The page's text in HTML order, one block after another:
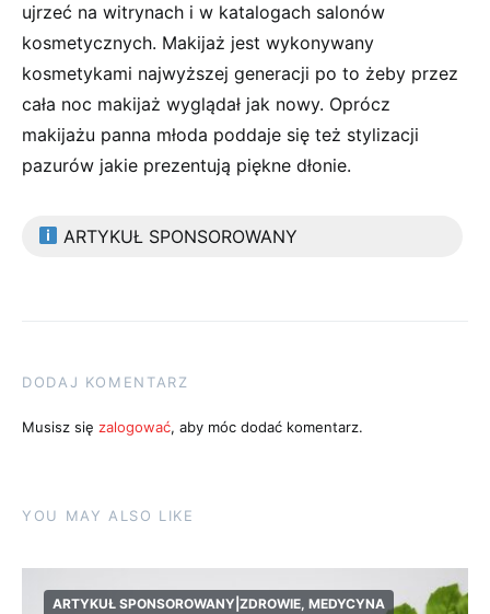
ujrzeć na witrynach i w katalogach salonów
kosmetycznych. Makijaż jest wykonywany
kosmetykami najwyższej generacji po to żeby przez
cała noc makijaż wyglądał jak nowy. Oprócz
makijażu panna młoda poddaje się też stylizacji
pazurów jakie prezentują piękne dłonie.
ARTYKUŁ SPONSOROWANY
DODAJ KOMENTARZ
Musisz się zalogować, aby móc dodać komentarz.
YOU MAY ALSO LIKE
ARTYKUŁ SPONSOROWANY|ZDROWIE, MEDYCYNA